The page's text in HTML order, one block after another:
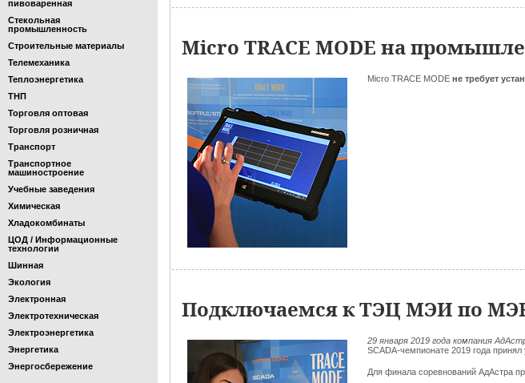
пивоваренная
Стекольная
промышленность
Строительные материалы
Телемеханика
Теплоэнергетика
ТНП
Торговля оптовая
Торговля розничная
Транспорт
Транспортное
машиностроение
Учебные заведения
Химическая
Хладокомбинаты
ЦОД / Информационные
технологии
Шинная
Экология
Электронная
Электротехническая
Электроэнергетика
Энергетика
Энергосбережение
Micro TRACE MODE на
Micro TRACE MODE не требует
Подключаемся к ТЭЦ МЭИ по МЭК
29 января 2019 года компания
SCADA-чемпионате 2019 года принял
Для финала соревнований АдАстра